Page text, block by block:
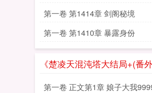
第一卷 第1414章 剑阁秘境
第一卷 第1410章 暴露身份
《楚凌天混沌塔大结局+(番
第一卷 正文第1章 娘子大我